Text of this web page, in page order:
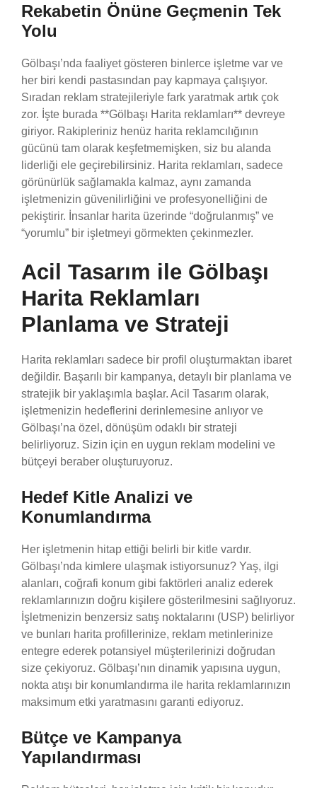
Rekabetin Önüne Geçmenin Tek
Yolu
Gölbaşı’nda faaliyet gösteren binlerce işletme var ve
her biri kendi pastasından pay kapmaya çalışıyor.
Sıradan reklam stratejileriyle fark yaratmak artık çok
zor. İşte burada **Gölbaşı Harita reklamları** devreye
giriyor. Rakipleriniz henüz harita reklamcılığının
gücünü tam olarak keşfetmemişken, siz bu alanda
liderliği ele geçirebilirsiniz. Harita reklamları, sadece
görünürlük sağlamakla kalmaz, aynı zamanda
işletmenizin güvenilirliğini ve profesyonelliğini de
pekiştirir. İnsanlar harita üzerinde “doğrulanmış” ve
“yorumlu” bir işletmeyi görmekten çekinmezler.
Acil Tasarım ile Gölbaşı
Harita Reklamları
Planlama ve Strateji
Harita reklamları sadece bir profil oluşturmaktan ibaret
değildir. Başarılı bir kampanya, detaylı bir planlama ve
stratejik bir yaklaşımla başlar. Acil Tasarım olarak,
işletmenizin hedeflerini derinlemesine anlıyor ve
Gölbaşı’na özel, dönüşüm odaklı bir strateji
belirliyoruz. Sizin için en uygun reklam modelini ve
bütçeyi beraber oluşturuyoruz.
Hedef Kitle Analizi ve
Konumlandırma
Her işletmenin hitap ettiği belirli bir kitle vardır.
Gölbaşı’nda kimlere ulaşmak istiyorsunuz? Yaş, ilgi
alanları, coğrafi konum gibi faktörleri analiz ederek
reklamlarınızın doğru kişilere gösterilmesini sağlıyoruz.
İşletmenizin benzersiz satış noktalarını (USP) belirliyor
ve bunları harita profillerinize, reklam metinlerinize
entegre ederek potansiyel müşterilerinizi doğrudan
size çekiyoruz. Gölbaşı’nın dinamik yapısına uygun,
nokta atışı bir konumlandırma ile harita reklamlarınızın
maksimum etki yaratmasını garanti ediyoruz.
Bütçe ve Kampanya
Yapılandırması